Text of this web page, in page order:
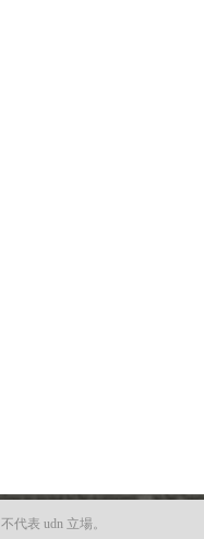
代表 udn 立場。